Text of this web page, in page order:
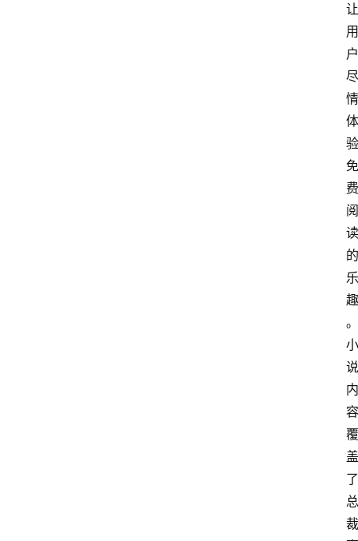
让
用
户
尽
情
体
验
免
费
阅
读
的
乐
趣
。
小
说
内
容
覆
盖
了
总
裁